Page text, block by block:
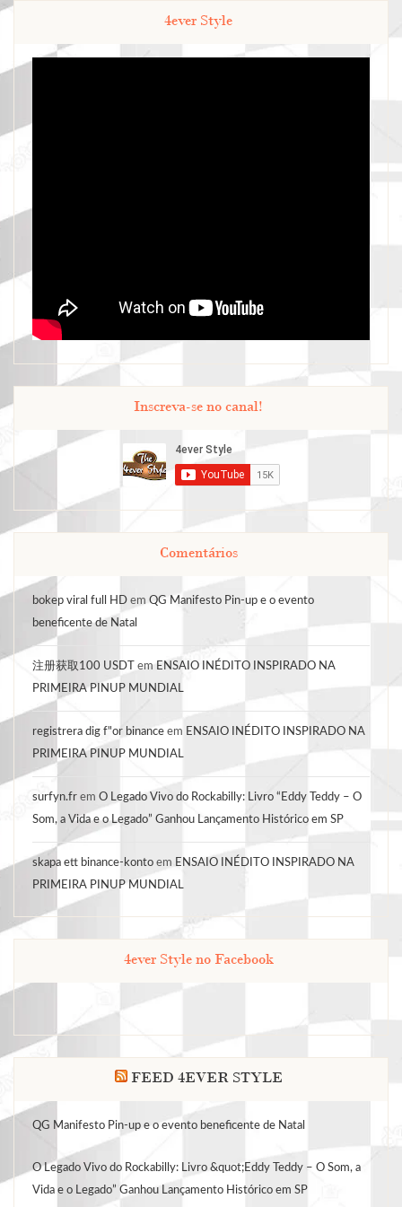
4ever Style
Inscreva-se no canal!
Comentários
bokep viral full HD em QG Manifesto Pin-up e o evento
beneficente de Natal
注册获取100 USDT em ENSAIO INÉDITO INSPIRADO NA
PRIMEIRA PINUP MUNDIAL
registrera dig f"or binance em ENSAIO INÉDITO INSPIRADO NA
PRIMEIRA PINUP MUNDIAL
surfyn.fr em O Legado Vivo do Rockabilly: Livro “Eddy Teddy – O
Som, a Vida e o Legado” Ganhou Lançamento Histórico em SP
skapa ett binance-konto em ENSAIO INÉDITO INSPIRADO NA
PRIMEIRA PINUP MUNDIAL
4ever Style no Facebook
FEED 4EVER STYLE
QG Manifesto Pin-up e o evento beneficente de Natal
O Legado Vivo do Rockabilly: Livro &quot;Eddy Teddy – O Som, a
Vida e o Legado” Ganhou Lançamento Histórico em SP